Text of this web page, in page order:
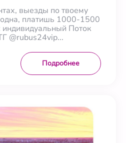
выезды по твоему
платишь 1000-1500
индивидуальный Поток
@rubus24vip...
Подробнее